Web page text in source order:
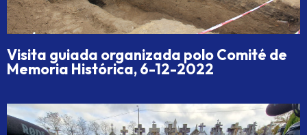
Visita guiada organizada polo Comité de
Memoria Histórica, 6-12-2022